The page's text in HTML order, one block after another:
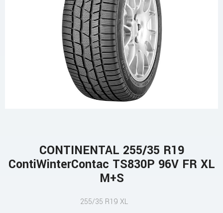
CONTINENTAL 255/35 R19
ContiWinterContac TS830P 96V FR XL
M+S
255/35 R19 XL